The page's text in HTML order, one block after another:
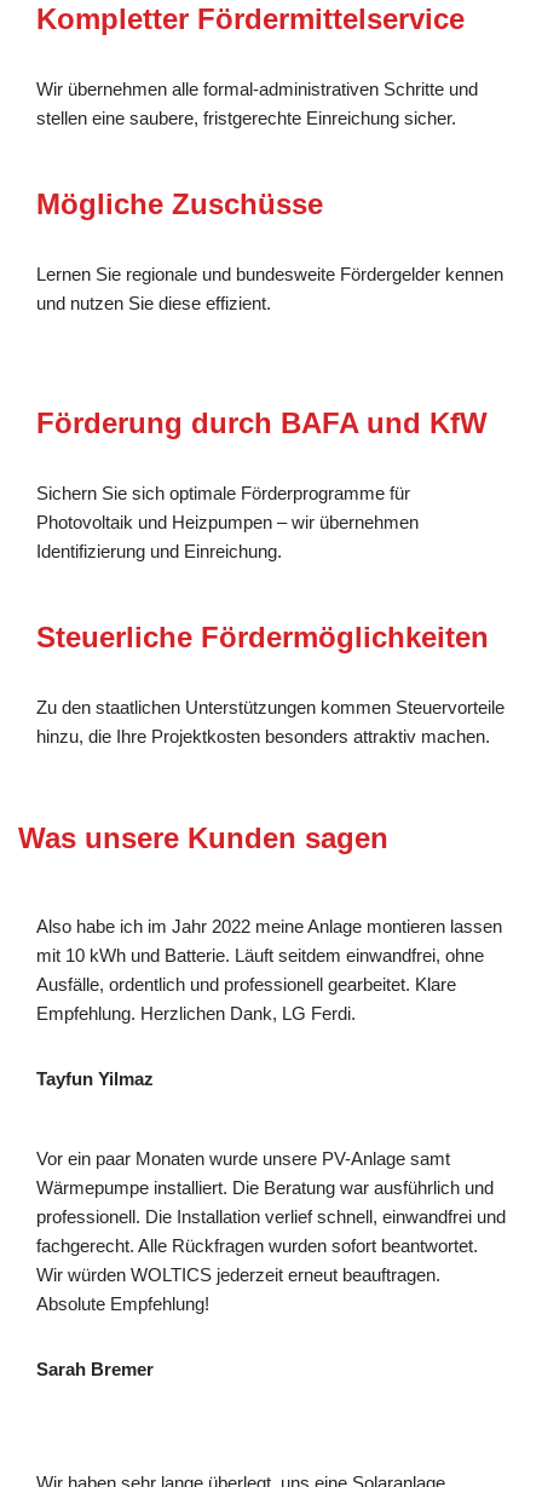
Kompletter Fördermittelservice
Wir übernehmen alle formal-administrativen Schritte und
stellen eine saubere, fristgerechte Einreichung sicher.
Mögliche Zuschüsse
Lernen Sie regionale und bundesweite Fördergelder kennen
und nutzen Sie diese effizient.
Förderung durch BAFA und KfW
Sichern Sie sich optimale Förderprogramme für
Photovoltaik und Heizpumpen – wir übernehmen
Identifizierung und Einreichung.
Steuerliche Fördermöglichkeiten
Zu den staatlichen Unterstützungen kommen Steuervorteile
hinzu, die Ihre Projektkosten besonders attraktiv machen.
Was unsere Kunden sagen
Also habe ich im Jahr 2022 meine Anlage montieren lassen
mit 10 kWh und Batterie. Läuft seitdem einwandfrei, ohne
Ausfälle, ordentlich und professionell gearbeitet. Klare
Empfehlung. Herzlichen Dank, LG Ferdi.
Tayfun Yilmaz
Vor ein paar Monaten wurde unsere PV-Anlage samt
Wärmepumpe installiert. Die Beratung war ausführlich und
professionell. Die Installation verlief schnell, einwandfrei und
fachgerecht. Alle Rückfragen wurden sofort beantwortet.
Wir würden WOLTICS jederzeit erneut beauftragen.
Absolute Empfehlung!
Sarah Bremer
Wir haben sehr lange überlegt, uns eine Solaranlage